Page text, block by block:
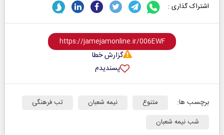
اشتراک گذاری :
گزارش خطا
پسندیدم
برچسب ها: متنوع نیمه شعبان
تب فرهنگی
شب نیمه شعبان